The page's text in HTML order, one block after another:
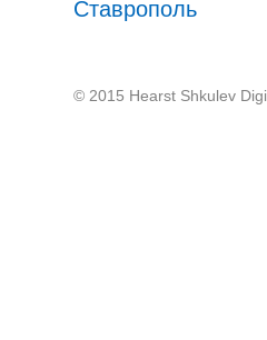
Ставрополь
© 2015 Hearst Shkulev